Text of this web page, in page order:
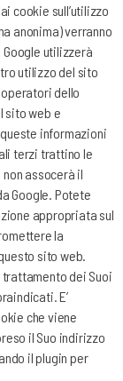
cookie sull’utilizzo
anonima) verranno
utilizzerà
utilizzo del sito
dello
sito web e
informazioni
terzi trattino le
assocerà il
Google. Potete
appropriata sul
la
sito web.
dei Suoi
E’
che viene
il Suo indirizzo
il plugin per